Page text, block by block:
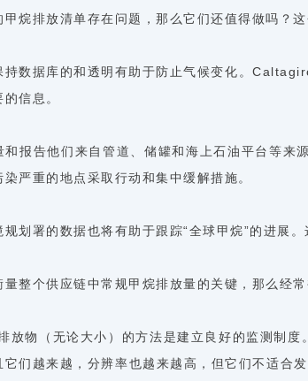
甲烷排放清单存在问题，那么它们还值得做吗？
持数据库的和透明有助于防止气候变化。
信息。
和报告他们来自管道、储罐和海上石油平台等来
严重的地点采取行动和集中缓解措施。
规划署的数据也将有助于跟踪“全球甲烷”的进展
量整个供应链中常规甲烷排放量的关键，那么经
放物（无论大小）的方法是建立良好的监测制
它们越来越，分辨率也越来越高，但它们不适合